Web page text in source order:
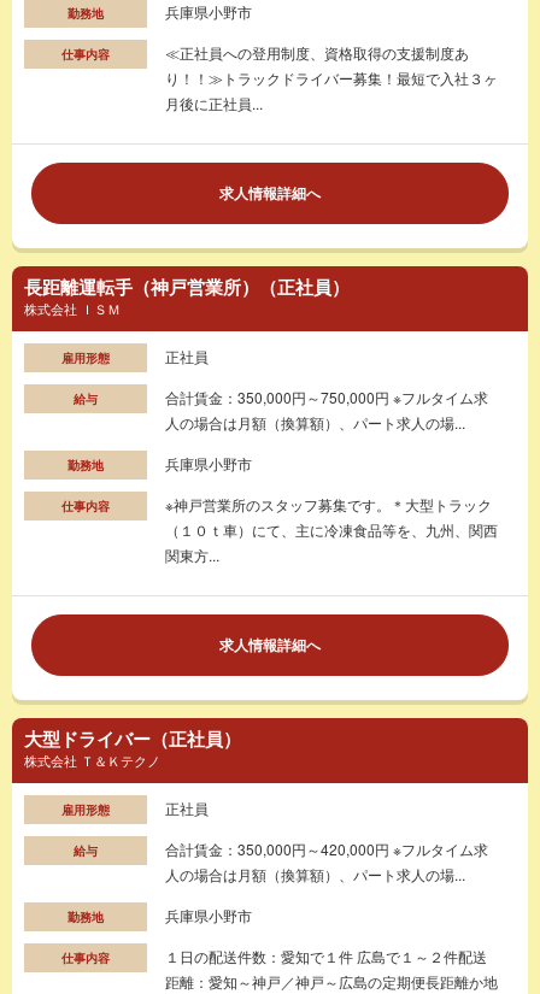
勤務地 兵庫県小野市
仕事内容
≪正社員への登用制度、資格取得の支援制度あ
り！！≫トラックドライバー募集！最短で入社３ヶ
月後に正社員...
求人情報詳細へ
長距離運転手（神戸営業所）（正社員）
株式会社 ＩＳＭ
雇用形態 正社員
給与
合計賃金：350,000円～750,000円 ※フルタイム求
人の場合は月額（換算額）、パート求人の場...
勤務地 兵庫県小野市
仕事内容
※神戸営業所のスタッフ募集です。＊大型トラック
（１０ｔ車）にて、主に冷凍食品等を、九州、関西
関東方...
求人情報詳細へ
大型ドライバー（正社員）
株式会社 Ｔ＆Ｋテクノ
雇用形態 正社員
給与
合計賃金：350,000円～420,000円 ※フルタイム求
人の場合は月額（換算額）、パート求人の場...
勤務地 兵庫県小野市
仕事内容
１日の配送件数：愛知で１件 広島で１～２件配送
距離：愛知～神戸／神戸～広島の定期便長距離か地